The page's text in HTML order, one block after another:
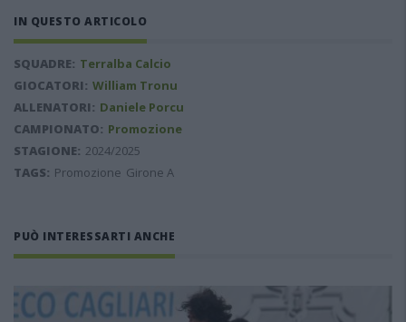
IN QUESTO ARTICOLO
SQUADRE: Terralba Calcio
GIOCATORI: William Tronu
ALLENATORI: Daniele Porcu
CAMPIONATO: Promozione
STAGIONE: 2024/2025
TAGS: Promozione Girone A
PUÒ INTERESSARTI ANCHE